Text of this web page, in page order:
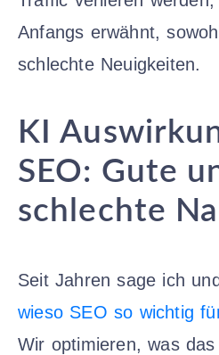
Anfangs erwähnt,
schlechte Neuigkeiten.
KI
SEO: Gute
schlechte
Seit Jahren sage ich
wieso SEO so wichtig
Wir optimieren, was